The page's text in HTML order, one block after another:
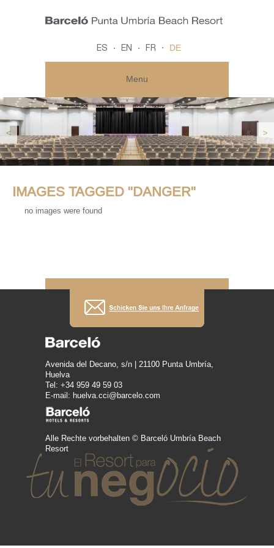
ES EN FR DE
Menu
< >
IMAGES TAGGED "DANGER"
no images were found
Avenida del Decano, s/n | 21100 Punta Umbría,
Huelva
Tel: +34 959 49 59 03
E-mail: huelva.cci@barcelo.com
Alle Rechte vorbehalten © Barceló Umbría Beach
Resort